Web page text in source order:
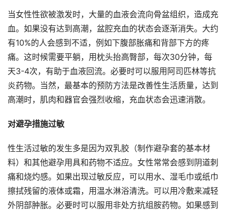
当女性性欲被激发时，大量的血液会流向骨盆组织，造成充
血。如果没有达到高潮，盆腔充血的状态会逐渐消失。大约
有10%的人会感到不适，例如下腹部胀痛和背部下方的疼
痛。这时候需要平躺，用枕头抬高臀部，每次30分钟，每
天3-4次，有助于血液回流。必要时可以服用阿司匹林等抗
炎药物。当然，最基本的预防方法是改善性生活质量，达到
高潮时，肌肉和器官会强烈收缩，充血状态会迅速消散。
对避孕措施过敏
性生活过敏的发生多是因为双乳胶（制作避孕套的基本材
料）和其他避孕用具和药物不适应。女性常常会感到阴道刺
痛和烧灼感。如果出现过敏反应，可以用水、湿毛巾或纸巾
擦拭残留的液体或霜，用温水淋浴清洗。可以用冷敷来减轻
外阴部肿胀。必要时可以服用非处方抗组胺药物。如果感到